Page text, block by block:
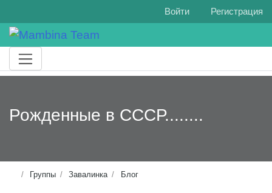
Войти Регистрация
Рожденные в СССР........
Группы Завалинка Блог